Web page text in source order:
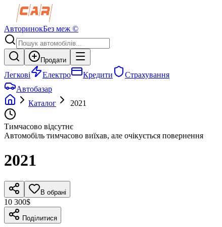
АвторинокБез меж ©
Продати
Легкові Електро Кредити
Страхування
Автобазар
Каталог
2021
Тимчасово відсутнє
Автомобіль тимчасово виїхав, але очікується повернення
2021
В обрані
10 300$
Поділитися